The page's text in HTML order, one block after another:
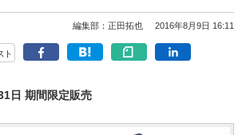
編集部：正田拓也 2016年8月9日 16:11
ト
日 期間限定販売